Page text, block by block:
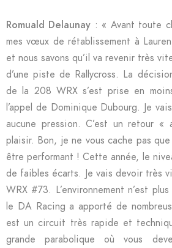
Romuald Delaunay : « Avant toute
mes vœux de rétablissement à
et nous savons qu’il va revenir très
d’une piste de Rallycross. La
de la 208 WRX s’est prise en
l’appel de Dominique Dubourg. Je
aucune pression. C’est un retour «
plaisir. Bon, je ne vous cache pas
être performant ! Cette année, le
de faibles écarts. Je vais devoir très
WRX #73. L’environnement n’est
le DA Racing a apporté de
est un circuit très rapide et
grande parabolique où vous